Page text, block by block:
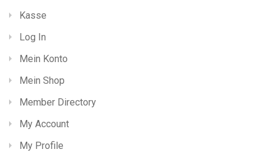
Kasse
Log In
Mein Konto
Mein Shop
Member Directory
My Account
My Profile